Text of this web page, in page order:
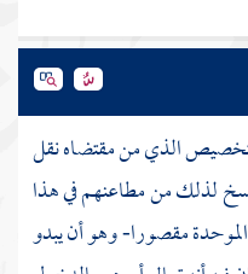
الذي من مقتضاه نقل
لذلك من مطاعنهم في هذا
مقصورا- وهو أن يبدو